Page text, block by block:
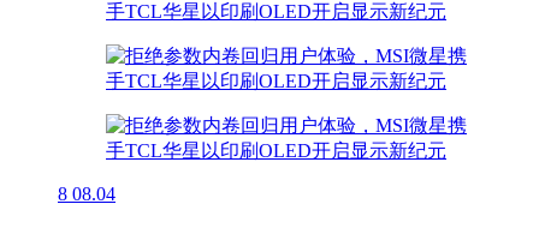
8 08.04